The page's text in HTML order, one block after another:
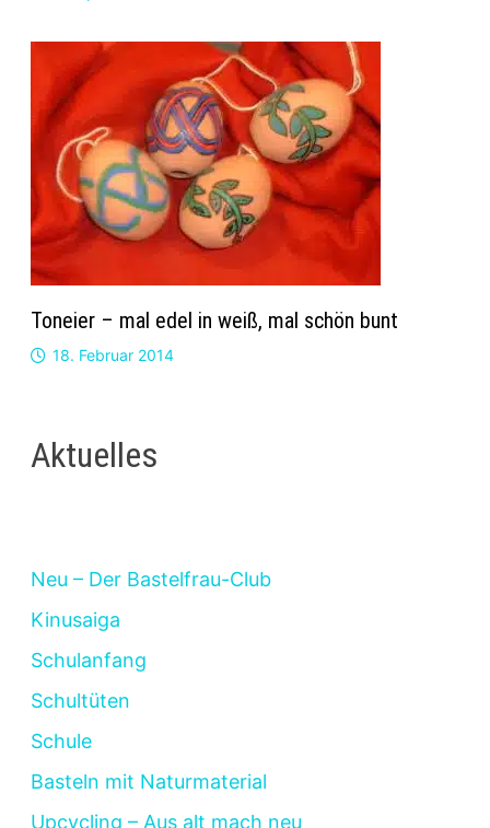
Toneier – mal edel in weiß, mal schön bunt
18. Februar 2014
Aktuelles
Neu – Der Bastelfrau-Club
Kinusaiga
Schulanfang
Schultüten
Schule
Basteln mit Naturmaterial
Upcycling – Aus alt mach neu